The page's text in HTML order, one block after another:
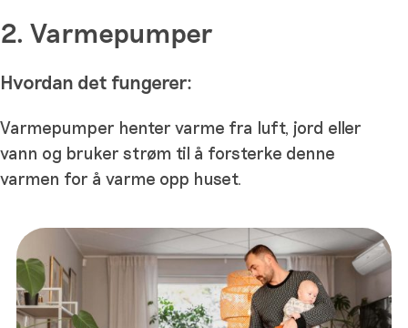
2. Varmepumper
Hvordan det fungerer:
Varmepumper henter varme fra luft, jord eller
vann og bruker strøm til å forsterke denne
varmen for å varme opp huset.